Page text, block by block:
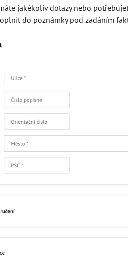
jakékoliv dotazy nebo
do poznámky pod zadáním